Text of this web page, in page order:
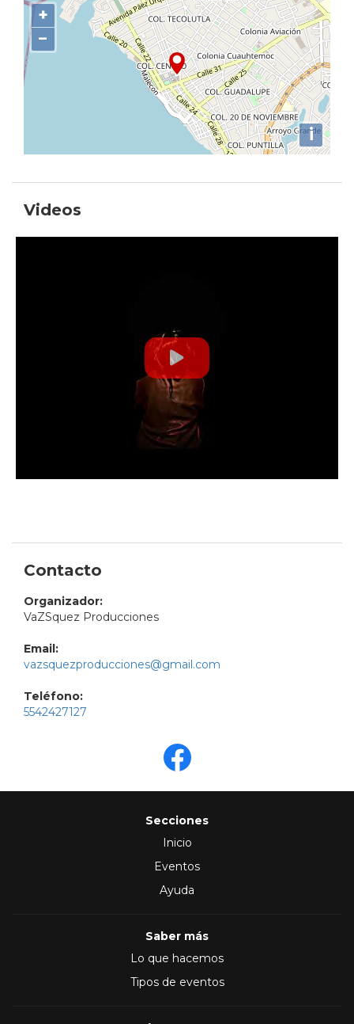
+
−
i
Videos
Contacto
Organizador:
VaZSquez Producciones
Email:
vazsquezproducciones@gmail.com
Teléfono:
5542427127
Secciones
Inicio
Eventos
Ayuda
Saber más
Lo que hacemos
Tipos de eventos